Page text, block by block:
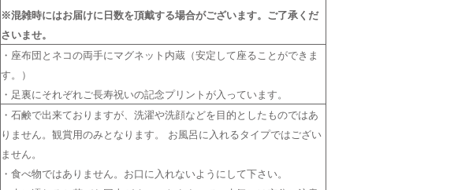
※混雑時にはお届けに日数を頂戴する場合がございます。ご了承くだ
さいませ。
・座布団とネコの両手にマグネット内蔵（安定して座ることができま
す。）
・足裏にそれぞれご長寿祝いの記念プリントが入っています。
・石鹸で出来ておりますが、洗濯や洗顔などを目的としたものではあ
りません。観賞用のみとなります。 お風呂に入れるタイプではござい
ません。
・食べ物ではありません。お口に入れないようにして下さい。